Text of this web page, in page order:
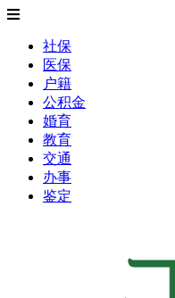
社保
医保
户籍
公积金
婚育
教育
交通
办事
鉴定